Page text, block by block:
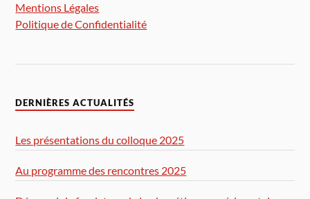
Mentions Légales
Politique de Confidentialité
DERNIÈRES ACTUALITÉS
Les présentations du colloque 2025
Au programme des rencontres 2025